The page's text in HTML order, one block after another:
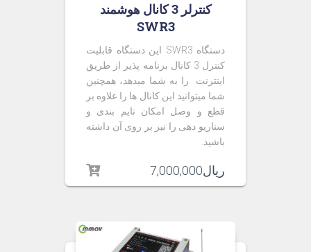
کنترلر 3 کانال هوشمند
SWR3
دستگاه SWR3 این دستگاه قابلیت
کنترل 3 کانال برنامه پذیر از طریق
اینترنت را به شما میدهد، همچنین
شما میتوانید این کانال ها را علاوه بر
قطع و وصل امکان تایم بندی و
سناریو دهی را نیز بر روی آن داشته
باشید.
ریال7,000,000